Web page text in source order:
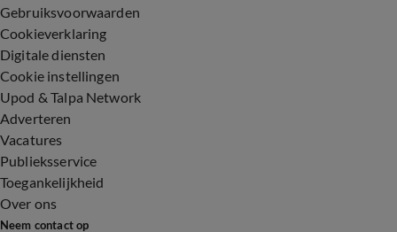
Gebruiksvoorwaarden
Cookieverklaring
Digitale diensten
Cookie instellingen
Upod & Talpa Network
Adverteren
Vacatures
Publieksservice
Toegankelijkheid
Over ons
Neem contact op